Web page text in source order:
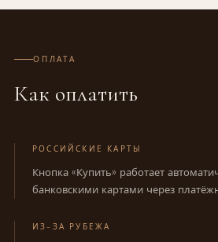
ОПЛАТА
Как оплатить
РОССИЙСКИЕ КАРТЫ
Кнопка «Купить» работает
банковскими картами через
ИЗ-ЗА РУБЕЖА